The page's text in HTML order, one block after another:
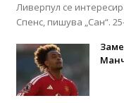
Ливерпул се
Спенс, пишува „Сан“.